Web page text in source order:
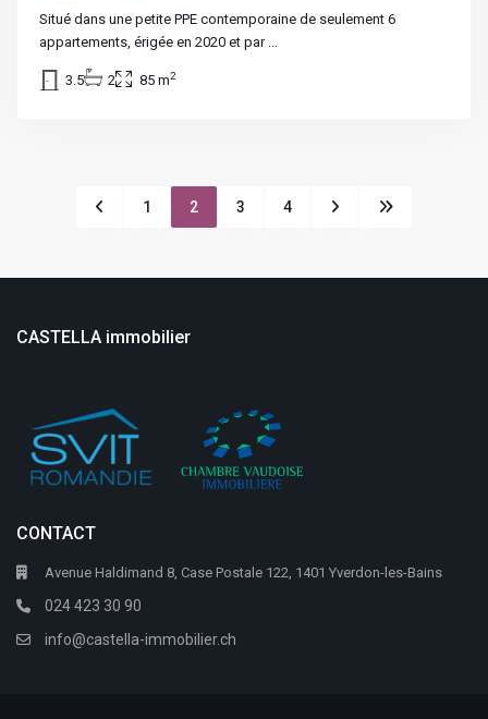
Situé dans une petite PPE contemporaine de seulement 6
appartements, érigée en 2020 et par ...
3.5 2 85 m2
1 2 3 4
CASTELLA immobilier
CONTACT
Avenue Haldimand 8, Case Postale 122, 1401 Yverdon-les-Bains
024 423 30 90
info@castella-immobilier.ch